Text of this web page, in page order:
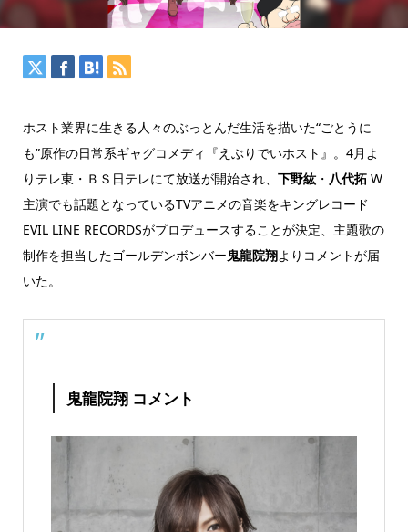
ホスト業界に生きる人々のぶっとんだ生活を描いた“ごとうに
も”原作の日常系ギャグコメディ『えぶりでいホスト』。4月よ
りテレ東・ＢＳ日テレにて放送が開始され、 下野紘・ 八代拓W
主演でも話題となっているTVアニメの音楽をキングレコード
EVIL LINE RECORDSがプロデュースすることが決定、主題歌の
制作を担当したゴールデンボンバー鬼龍院翔よりコメントが届
いた。
鬼龍院翔 コメント